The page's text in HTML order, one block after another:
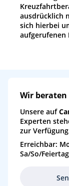
ausdrücklich
sich hierbei
aufgerufenen
Wir beraten
Unsere auf
Experten
zur
Erreichbar:
Sa/So/